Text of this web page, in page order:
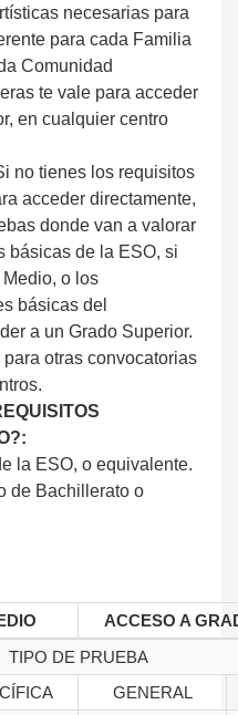
necesarias para
para cada Familia
Comunidad
te vale para acceder
en cualquier centro
no tienes los requisitos
acceder directamente,
donde van a valorar
básicas de la ESO, si
o los
básicas del
a un Grado Superior.
otras convocatorias
la ESO, o equivalente.
de Bachillerato o
ACCESO A
TIPO DE PRUEBA
GENERAL